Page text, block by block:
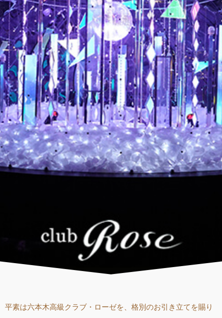
平素は六本木高級クラブ・ローゼを、格別のお引き立てを賜り